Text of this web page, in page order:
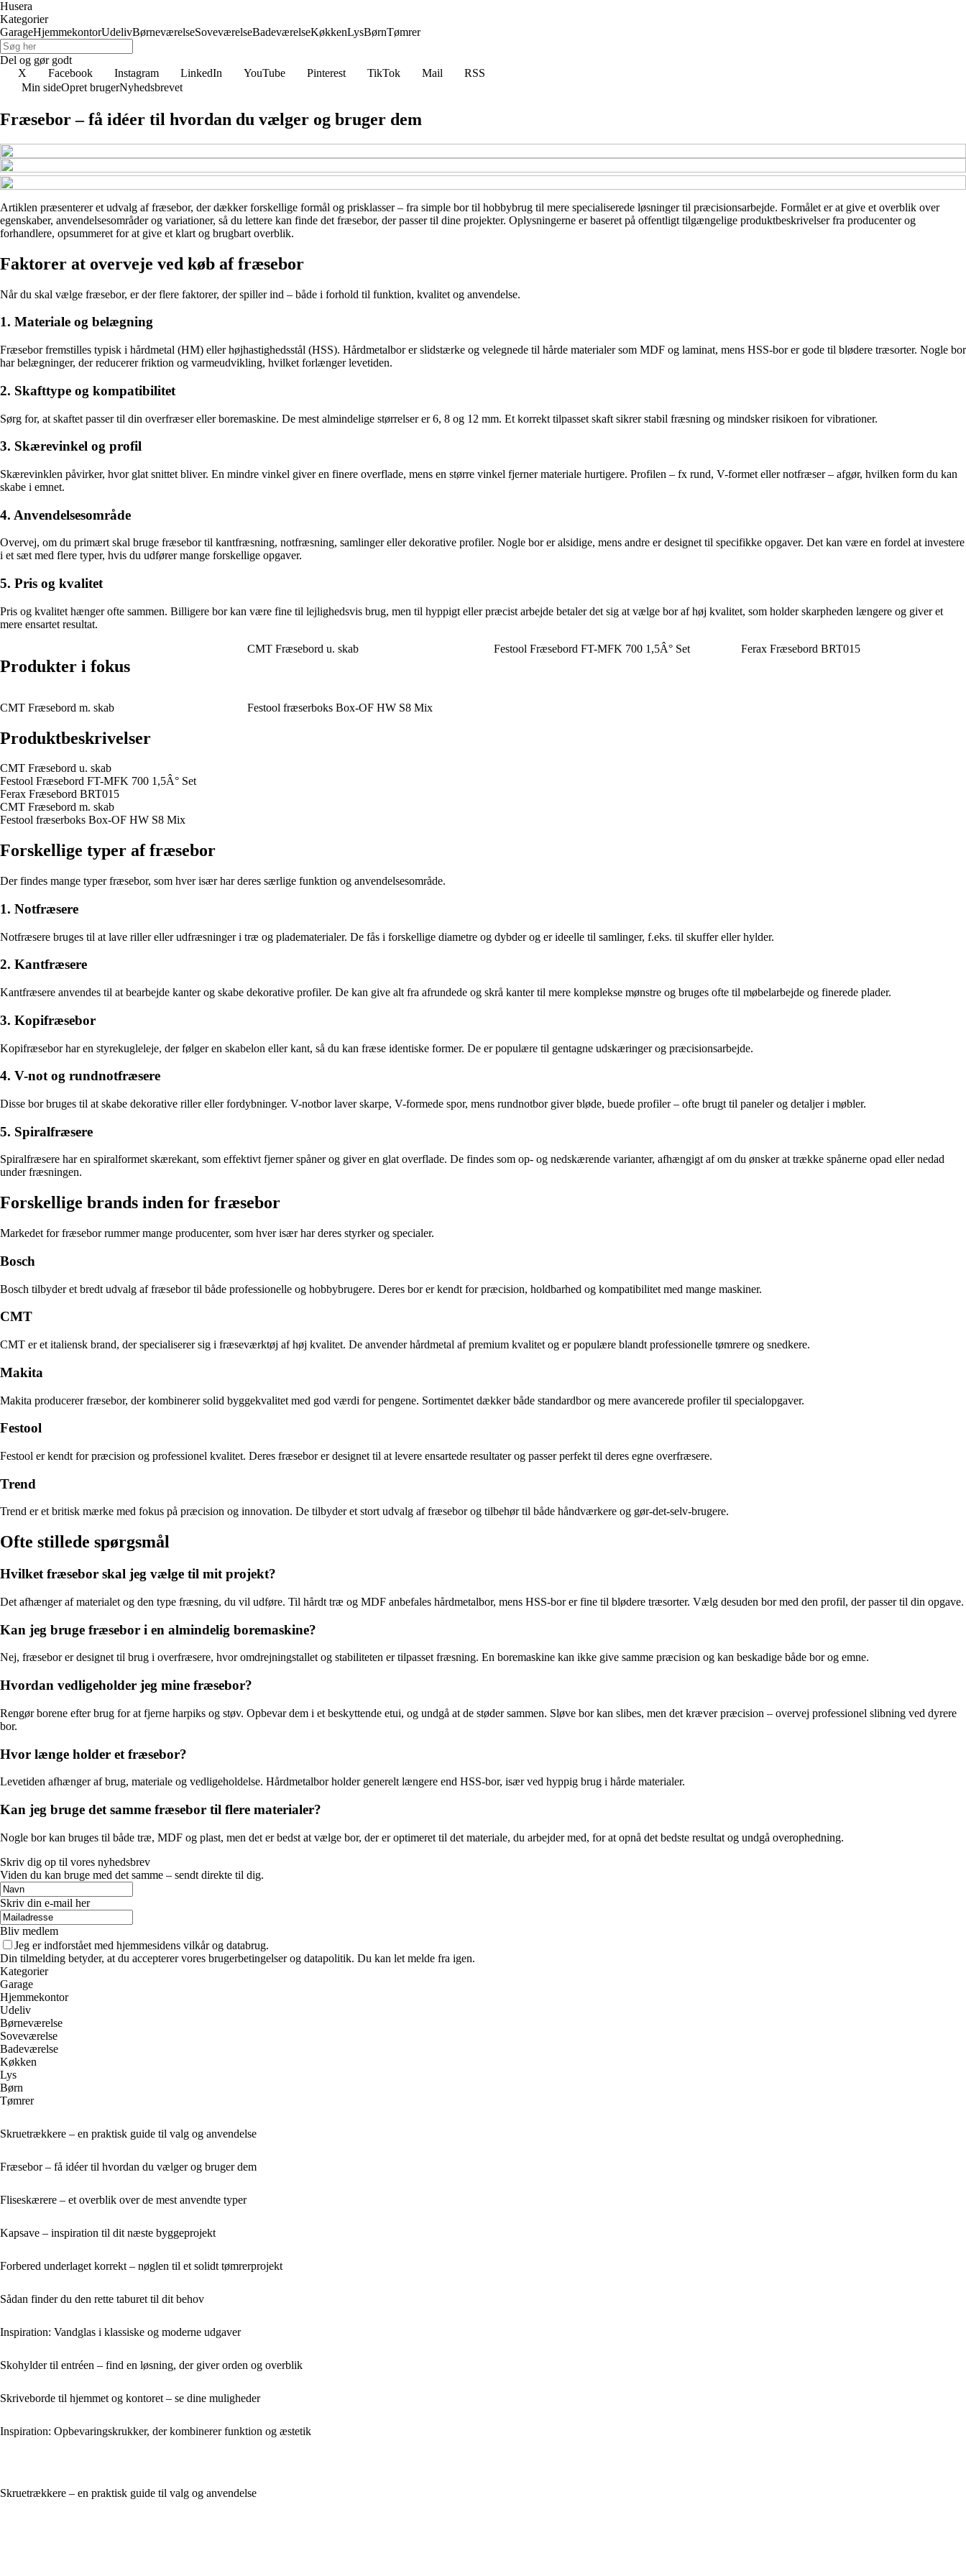
Husera
Kategorier
GarageHjemmekontorUdelivBørneværelseSoveværelseBadeværelseKøkkenLysBørnTømrer
Del og gør godt
X
Facebook Instagram LinkedIn YouTube Pinterest TikTok Mail
RSS
Min sideOpret brugerNyhedsbrevet
Fræsebor – få idéer til hvordan du vælger og bruger dem
Artiklen præsenterer et udvalg af fræsebor, der dækker forskellige formål og prisklasser – fra simple bor til hobbybrug til mere specialiserede løsninger til præcisionsarbejde. Formålet er at give et overblik over
egenskaber, anvendelsesområder og variationer, så du lettere kan finde det fræsebor, der passer til dine projekter. Oplysningerne er baseret på offentligt tilgængelige produktbeskrivelser fra producenter og
forhandlere, opsummeret for at give et klart og brugbart overblik.
Faktorer at overveje ved køb af fræsebor
Når du skal vælge fræsebor, er der flere faktorer, der spiller ind – både i forhold til funktion, kvalitet og anvendelse.
1. Materiale og belægning
Fræsebor fremstilles typisk i hårdmetal (HM) eller højhastighedsstål (HSS). Hårdmetalbor er slidstærke og velegnede til hårde materialer som MDF og laminat, mens HSS-bor er gode til blødere træsorter. Nogle bor
har belægninger, der reducerer friktion og varmeudvikling, hvilket forlænger levetiden.
2. Skafttype og kompatibilitet
Sørg for, at skaftet passer til din overfræser eller boremaskine. De mest almindelige størrelser er 6, 8 og 12 mm. Et korrekt tilpasset skaft sikrer stabil fræsning og mindsker risikoen for vibrationer.
3. Skærevinkel og profil
Skærevinklen påvirker, hvor glat snittet bliver. En mindre vinkel giver en finere overflade, mens en større vinkel fjerner materiale hurtigere. Profilen – fx rund, V-formet eller notfræser – afgør, hvilken form du kan
skabe i emnet.
4. Anvendelsesområde
Overvej, om du primært skal bruge fræsebor til kantfræsning, notfræsning, samlinger eller dekorative profiler. Nogle bor er alsidige, mens andre er designet til specifikke opgaver. Det kan være en fordel at investere
i et sæt med flere typer, hvis du udfører mange forskellige opgaver.
5. Pris og kvalitet
Pris og kvalitet hænger ofte sammen. Billigere bor kan være fine til lejlighedsvis brug, men til hyppigt eller præcist arbejde betaler det sig at vælge bor af høj kvalitet, som holder skarpheden længere og giver et
mere ensartet resultat.
Produkter i fokus
CMT Fræsebord u. skab Festool Fræsebord FT-MFK 700 1,5Â° Set Ferax Fræsebord BRT015
CMT Fræsebord m. skab Festool fræserboks Box-OF HW S8 Mix
Produktbeskrivelser
CMT Fræsebord u. skab
Festool Fræsebord FT-MFK 700 1,5Â° Set
Ferax Fræsebord BRT015
CMT Fræsebord m. skab
Festool fræserboks Box-OF HW S8 Mix
Forskellige typer af fræsebor
Der findes mange typer fræsebor, som hver især har deres særlige funktion og anvendelsesområde.
1. Notfræsere
Notfræsere bruges til at lave riller eller udfræsninger i træ og pladematerialer. De fås i forskellige diametre og dybder og er ideelle til samlinger, f.eks. til skuffer eller hylder.
2. Kantfræsere
Kantfræsere anvendes til at bearbejde kanter og skabe dekorative profiler. De kan give alt fra afrundede og skrå kanter til mere komplekse mønstre og bruges ofte til møbelarbejde og finerede plader.
3. Kopifræsebor
Kopifræsebor har en styrekugleleje, der følger en skabelon eller kant, så du kan fræse identiske former. De er populære til gentagne udskæringer og præcisionsarbejde.
4. V-not og rundnotfræsere
Disse bor bruges til at skabe dekorative riller eller fordybninger. V-notbor laver skarpe, V-formede spor, mens rundnotbor giver bløde, buede profiler – ofte brugt til paneler og detaljer i møbler.
5. Spiralfræsere
Spiralfræsere har en spiralformet skærekant, som effektivt fjerner spåner og giver en glat overflade. De findes som op- og nedskærende varianter, afhængigt af om du ønsker at trække spånerne opad eller nedad
under fræsningen.
Forskellige brands inden for fræsebor
Markedet for fræsebor rummer mange producenter, som hver især har deres styrker og specialer.
Bosch
Bosch tilbyder et bredt udvalg af fræsebor til både professionelle og hobbybrugere. Deres bor er kendt for præcision, holdbarhed og kompatibilitet med mange maskiner.
CMT
CMT er et italiensk brand, der specialiserer sig i fræseværktøj af høj kvalitet. De anvender hårdmetal af premium kvalitet og er populære blandt professionelle tømrere og snedkere.
Makita
Makita producerer fræsebor, der kombinerer solid byggekvalitet med god værdi for pengene. Sortimentet dækker både standardbor og mere avancerede profiler til specialopgaver.
Festool
Festool er kendt for præcision og professionel kvalitet. Deres fræsebor er designet til at levere ensartede resultater og passer perfekt til deres egne overfræsere.
Trend
Trend er et britisk mærke med fokus på præcision og innovation. De tilbyder et stort udvalg af fræsebor og tilbehør til både håndværkere og gør-det-selv-brugere.
Ofte stillede spørgsmål
Hvilket fræsebor skal jeg vælge til mit projekt?
Det afhænger af materialet og den type fræsning, du vil udføre. Til hårdt træ og MDF anbefales hårdmetalbor, mens HSS-bor er fine til blødere træsorter. Vælg desuden bor med den profil, der passer til din opgave.
Kan jeg bruge fræsebor i en almindelig boremaskine?
Nej, fræsebor er designet til brug i overfræsere, hvor omdrejningstallet og stabiliteten er tilpasset fræsning. En boremaskine kan ikke give samme præcision og kan beskadige både bor og emne.
Hvordan vedligeholder jeg mine fræsebor?
Rengør borene efter brug for at fjerne harpiks og støv. Opbevar dem i et beskyttende etui, og undgå at de støder sammen. Sløve bor kan slibes, men det kræver præcision – overvej professionel slibning ved dyrere
bor.
Hvor længe holder et fræsebor?
Levetiden afhænger af brug, materiale og vedligeholdelse. Hårdmetalbor holder generelt længere end HSS-bor, især ved hyppig brug i hårde materialer.
Kan jeg bruge det samme fræsebor til flere materialer?
Nogle bor kan bruges til både træ, MDF og plast, men det er bedst at vælge bor, der er optimeret til det materiale, du arbejder med, for at opnå det bedste resultat og undgå overophedning.
Skriv dig op til vores nyhedsbrev
Viden du kan bruge med det samme – sendt direkte til dig.
Skriv din e-mail her
Bliv medlem
Jeg er indforstået med hjemmesidens vilkår og databrug.
Din tilmelding betyder, at du accepterer vores brugerbetingelser og datapolitik. Du kan let melde fra igen.
Kategorier
Garage
Hjemmekontor
Udeliv
Børneværelse
Soveværelse
Badeværelse
Køkken
Lys
Børn
Tømrer
Skruetrækkere – en praktisk guide til valg og anvendelse
Fræsebor – få idéer til hvordan du vælger og bruger dem
Fliseskærere – et overblik over de mest anvendte typer
Kapsave – inspiration til dit næste byggeprojekt
Forbered underlaget korrekt – nøglen til et solidt tømrerprojekt
Sådan finder du den rette taburet til dit behov
Inspiration: Vandglas i klassiske og moderne udgaver
Skohylder til entréen – find en løsning, der giver orden og overblik
Skriveborde til hjemmet og kontoret – se dine muligheder
Inspiration: Opbevaringskrukker, der kombinerer funktion og æstetik
Skruetrækkere – en praktisk guide til valg og anvendelse